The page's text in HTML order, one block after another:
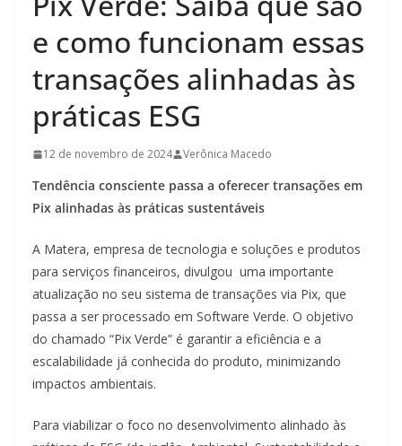
e como funcionam essas
transações alinhadas às
práticas ESG
12 de novembro de 2024 Verônica Macedo
Tendência consciente passa a oferecer transações em
Pix alinhadas às práticas sustentáveis
A Matera, empresa de tecnologia e soluções e produtos
para serviços financeiros, divulgou uma importante
atualização no seu sistema de transações via Pix, que
passa a ser processado em Software Verde. O objetivo
do chamado “Pix Verde” é garantir a eficiência e a
escalabilidade já conhecida do produto, minimizando
impactos ambientais.
Para viabilizar o foco no desenvolvimento alinhado às